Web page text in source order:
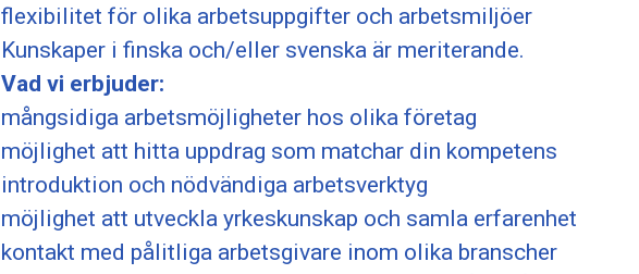
flexibilitet för olika arbetsuppgifter och arbetsmiljöer
Kunskaper i finska och/eller svenska är meriterande.
Vad vi erbjuder:
mångsidiga arbetsmöjligheter hos olika företag
möjlighet att hitta uppdrag som matchar din kompetens
introduktion och nödvändiga arbetsverktyg
möjlighet att utveckla yrkeskunskap och samla erfarenhet
kontakt med pålitliga arbetsgivare inom olika branscher